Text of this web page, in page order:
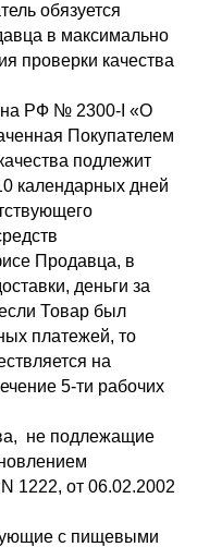
обязуется
в максимально
проверки качества
РФ № 2300-I «О
Покупателем
подлежит
календарных дней
Продавца, в
деньги за
Товар был
платежей, то
на
5-ти рабочих
не подлежащие
1222, от 06.02.2002
с пищевыми